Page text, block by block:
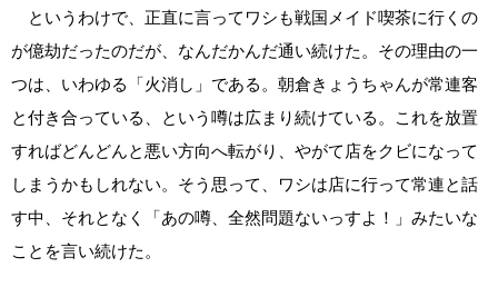
というわけで、正直に言ってワシも戦国メイド喫茶に行くの
が億劫だったのだが、なんだかんだ通い続けた。その理由の一
つは、いわゆる「火消し」である。朝倉きょうちゃんが常連客
と付き合っている、という噂は広まり続けている。これを放置
すればどんどんと悪い方向へ転がり、やがて店をクビになって
しまうかもしれない。そう思って、ワシは店に行って常連と話
す中、それとなく「あの噂、全然問題ないっすよ！」みたいな
ことを言い続けた。